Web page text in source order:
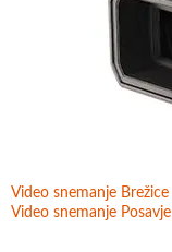
Video snemanje Brežice
Video snemanje Posavje